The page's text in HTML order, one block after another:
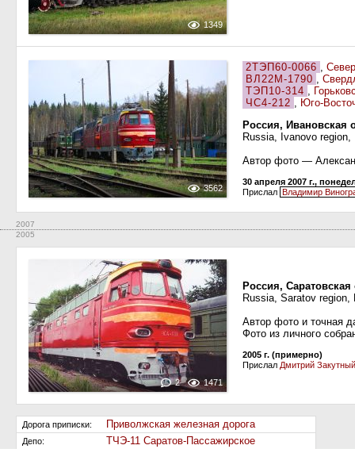
1349
3562
2ТЭП60-0066 ,
ВЛ22М-1790 ,
ТЭП10-314 ,
ЧС4-212 , Юго-
Россия, Ивановская
Russia, Ivanovo
Автор фото —
30 апреля 2007 г.,
Прислал Владимир
2007
2005
2 1471
Россия,
Russia, Saratov region,
Автор фото и точная
Фото из личного
2005 г. (примерно)
Прислал Дмитрий Закутный
Дорога приписки: Приволжская железная дорога
Депо:
ТЧЭ-11 Саратов-Пассажирское